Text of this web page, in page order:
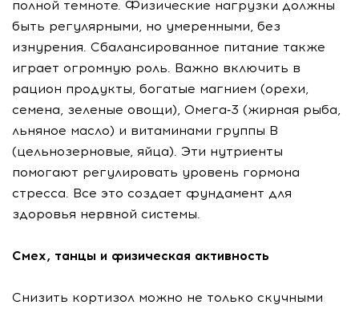
полной темноте. Физические нагрузки должны
быть регулярными, но умеренными, без
изнурения. Сбалансированное питание также
играет огромную роль. Важно включить в
рацион продукты, богатые магнием (орехи,
семена, зеленые овощи), Омега‑3 (жирная рыба,
льняное масло) и витаминами группы В
(цельнозерновые, яйца). Эти нутриенты
помогают регулировать уровень гормона
стресса. Все это создает фундамент для
здоровья нервной системы.
Смех, танцы и физическая активность
Снизить кортизол можно не только скучными